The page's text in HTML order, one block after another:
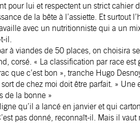
pour lui et respectent un strict cahier
de la bête à l’assiette. Et surtout
avec un nutritionniste qui a un
il.
à viandes de 50 places, on choisira
corsé. « La classification par race est
que c’est bon », tranche Hugo
de chez moi doit être parfait. » Une
de la bonne »
qu’il a lancé en janvier et qui
pas donné, reconnaît-il. Mais il